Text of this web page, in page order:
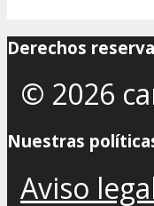
Derechos
© 2026
Nuestras
Aviso